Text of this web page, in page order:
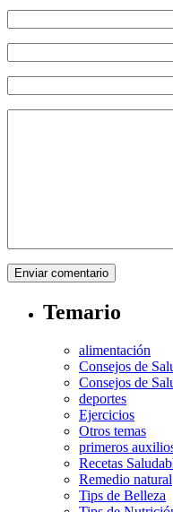
Temario
alimentación
Consejos de
Consejos de
deportes
Ejercicios
Otros temas
primeros
Recetas
Remedio natural
Tips de Belleza